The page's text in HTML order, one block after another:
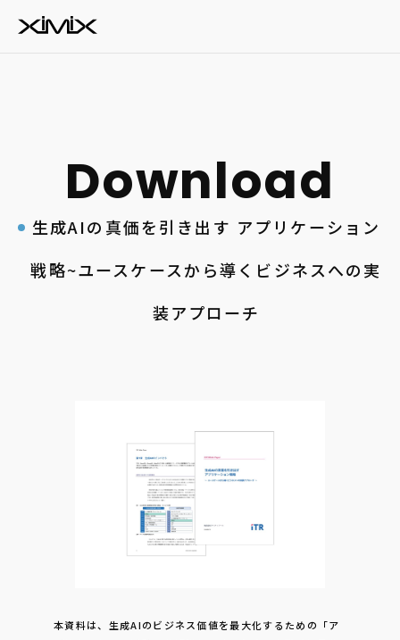
生成AIの真価を引き出す アプリケーション
戦略~ユースケースから導くビジネスへの実
装アプローチ
本資料は、生成AIのビジネス価値を最大化するための「ア